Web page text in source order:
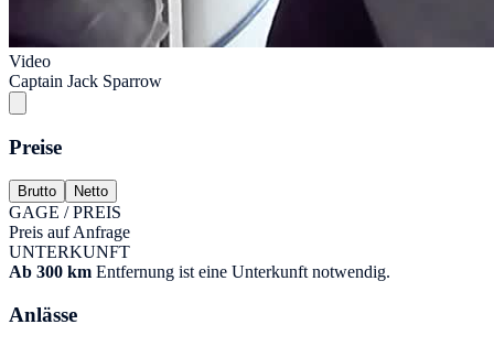
Video
Captain Jack Sparrow
Preise
Brutto Netto
GAGE / PREIS
Preis auf Anfrage
UNTERKUNFT
Ab 300 km Entfernung ist eine Unterkunft notwendig.
Anlässe